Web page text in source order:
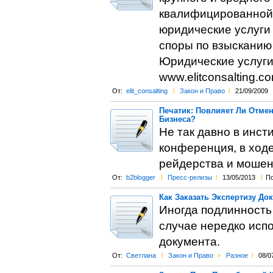
юридические
споры по
Юридические
От: elit_consalting l Закон и Право l 21/09/2009
Печатик: Повлияет Ли
Бизнеса?
Не так давно в
конференция, в
рейдерства и
От: b2blogger l Пресс-релизы l 13/05/2013 l
Как Заказать Экспертизу
Иногда
случае нередко
документа.
От: Светлана l Закон и Право > Разное l 08/